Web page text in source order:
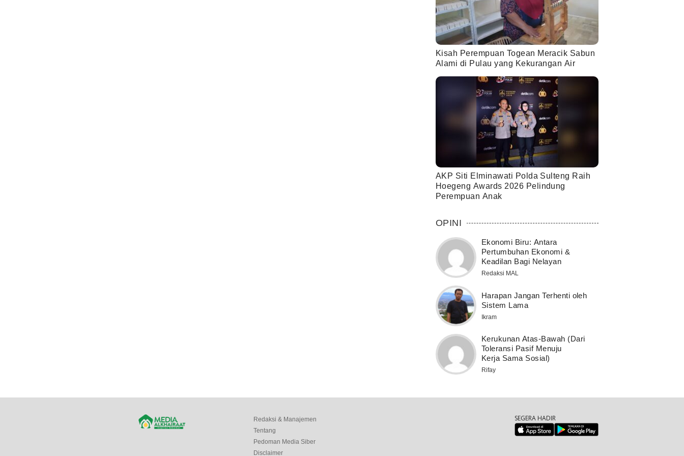
Kisah Perempuan Togean Meracik Sabun
Alami di Pulau yang Kekurangan Air
AKP Siti Elminawati Polda Sulteng Raih
Hoegeng Awards 2026 Pelindung
Perempuan Anak
OPINI
Ekonomi Biru: Antara
Pertumbuhan Ekonomi &
Keadilan Bagi Nelayan
Redaksi MAL
Harapan Jangan Terhenti oleh
Sistem Lama
Ikram
Kerukunan Atas-Bawah (Dari
Toleransi Pasif Menuju
Kerja Sama Sosial)
Rifay
Redaksi & Manajemen
Tentang
Pedoman Media Siber
Disclaimer
SEGERA HADIR